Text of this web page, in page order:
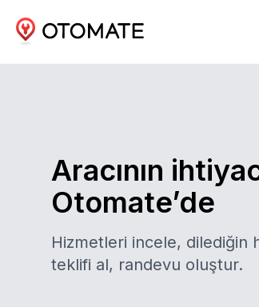
Aracının
Otomate’de
Hizmetleri incele, dilediğin
teklifi al, randevu oluştur.